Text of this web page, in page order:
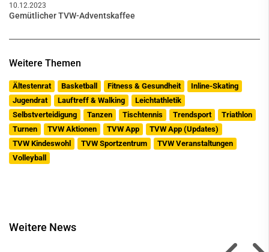
10.12.2023
Gemütlicher TVW-Adventskaffee
Weitere Themen
Ältestenrat Basketball Fitness & Gesundheit
Inline-Skating
Jugendrat
Lauftreff & Walking
Leichtathletik
Selbstverteidigung
Tanzen Tischtennis Trendsport
Triathlon
Turnen
TVW Aktionen TVW App
TVW App (Updates)
TVW Kindeswohl
TVW Sportzentrum
TVW Veranstaltungen
Volleyball
Weitere News